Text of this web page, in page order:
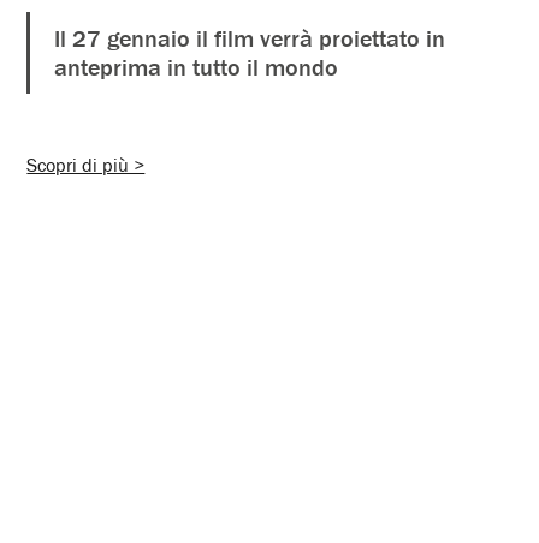
Il 27 gennaio il film verrà proiettato in
anteprima in tutto il mondo
Scopri di più >